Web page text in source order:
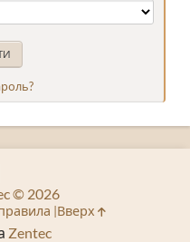
Zentec
© 2026
Вверх